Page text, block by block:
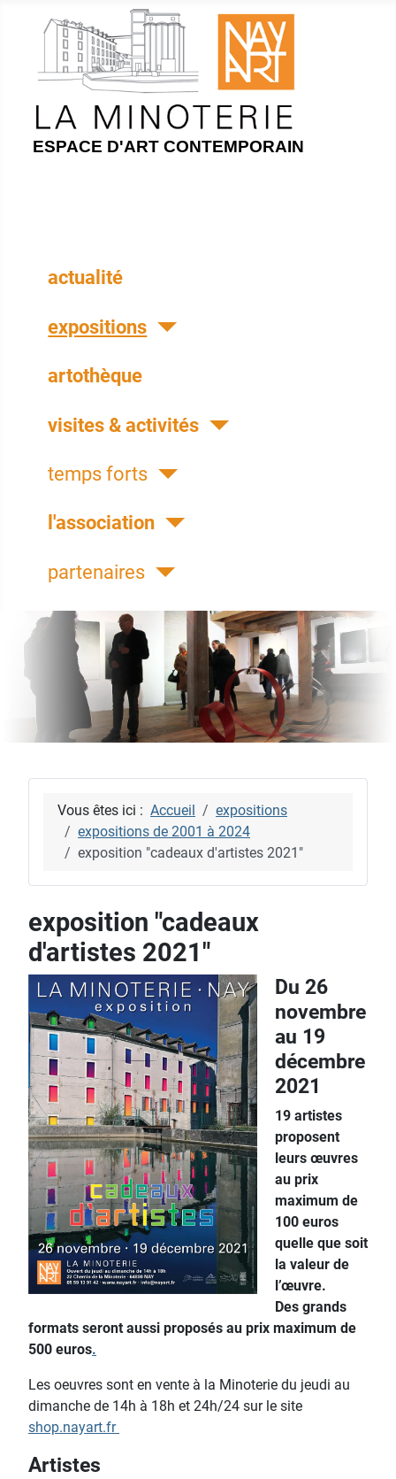
ESPACE D'ART CONTEMPORAIN
actualité
expositions
artothèque
visites & activités
temps forts
l'association
partenaires
Vous êtes ici : Accueil
expositions
expositions de 2001 à 2024
exposition "cadeaux d'artistes 2021"
exposition "cadeaux
d'artistes 2021"
Du 26
novembre
au 19
décembre
2021
19 artistes
proposent
leurs œuvres
au prix
maximum de
100 euros
quelle que soit
la valeur de
l’œuvre.
Des grands
formats seront aussi proposés au prix maximum de
500 euros.
Les oeuvres sont en vente à la Minoterie du jeudi au
dimanche de 14h à 18h et 24h/24 sur le site
shop.nayart.fr
Artistes